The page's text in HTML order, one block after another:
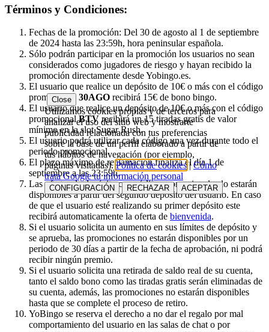
Términos y Condiciones:
Fechas de la promoción: Del 30 de agosto al 1 de septiembre
de 2024 hasta las 23:59h, hora peninsular española.
Sólo podrán participar en la promoción los usuarios no sean
considerados como jugadores de riesgo y hayan recibido la
promoción directamente desde Yobingo.es.
El usuario que realice un depósito de 10€ o más con el código
promocional 30AGO recibirá 15€ de bono bingo.
El usuario que realice un depósito de 10€ o más con el código
promocionalBTV recibirá un 15 tiradas gratis de valor
mínimo en la slot Sugar Rush.
El usuario podrá utilizar cada código una vez durante todo el
periodo promocional.
El plazo máximo de reclamación finaliza el día 1 de
septiembre a las 23:59h.
Las ofertas de depósito con código promocional solo estarán
disponibles a partir del segundo depósito del usuario. En caso
de que el usuario esté realizando su primer depósito este
recibirá automaticamente la oferta de bienvenida.
Si el usuario solicita un aumento en sus límites de depósito y
se aprueba, las promociones no estarán disponibles por un
periodo de 30 días a partir de la fecha de aprobación, ni podrá
recibir ningún premio.
Si el usuario solicita una retirada de saldo real de su cuenta,
tanto el saldo bono como las tiradas gratis serán eliminadas de
su cuenta, además, las promociones no estarán disponibles
hasta que se complete el proceso de retiro.
YoBingo se reserva el derecho a no dar el regalo por mal
comportamiento del usuario en las salas de chat o por
Close
Utilizamos cookies propias y de terceros para
analizar el uso del sitio web y mostrarte
publicidad relacionada con tus preferencias
sobre la base de un perfil elaborado a partir de
tus hábitos de navegación (por ejemplo,
páginas visitadas).Política de cookies|Cómo
trata Google tu información personal
CONFIGURACIÓN RECHAZAR ACEPTAR